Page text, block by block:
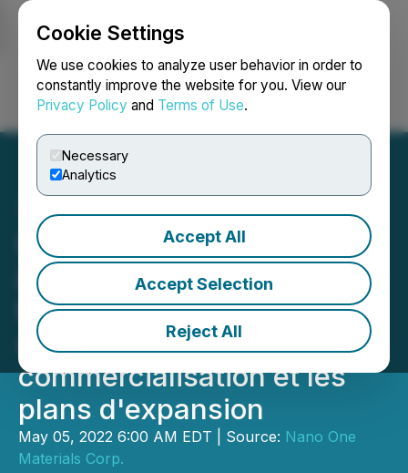
Cookie Settings
We use cookies to analyze user behavior in order to
constantly improve the website for you. View our
Privacy Policy and Terms of Use.
Necessary
Analytics
Accept All
Accept Selection
Reject All
Login Search Français
Nano One fournit une mise
à jour corporative du 2e
trimestre 2022 sur la
stratégie de
commercialisation et les
plans d'expansion
May 05, 2022 6:00 AM EDT | Source: Nano One
Materials Corp.